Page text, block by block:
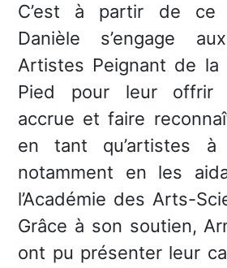
C’est à partir de ce
Danièle s’engage
Artistes Peignant de la
Pied pour leur offrir
accrue et faire
en tant qu’artistes à
notamment en les
l’Académie des Arts-
Grâce à son soutien,
ont pu présenter leur